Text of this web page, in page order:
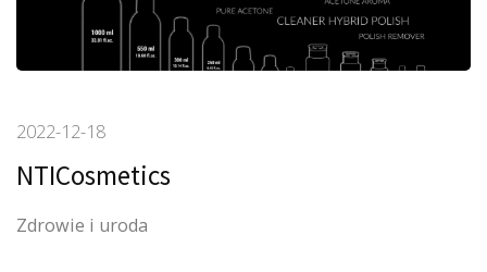
2022-12-18
NTICosmetics
Zdrowie i uroda